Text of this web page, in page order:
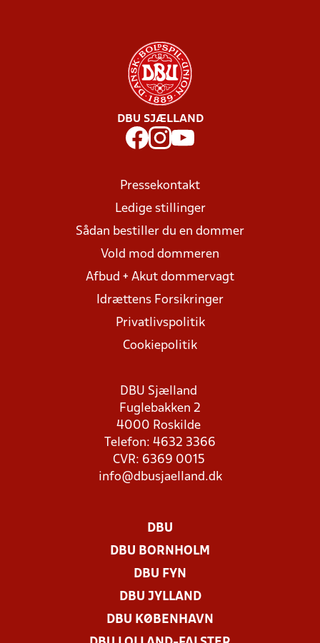
DBU SJÆLLAND
Pressekontakt
Ledige stillinger
Sådan bestiller du en dommer
Vold mod dommeren
Afbud + Akut dommervagt
Idrættens Forsikringer
Privatlivspolitik
Cookiepolitik
DBU Sjælland
Fuglebakken 2
4000 Roskilde
Telefon: 4632 3366
CVR: 6369 0015
info@dbusjaelland.dk
DBU
DBU BORNHOLM
DBU FYN
DBU JYLLAND
DBU KØBENHAVN